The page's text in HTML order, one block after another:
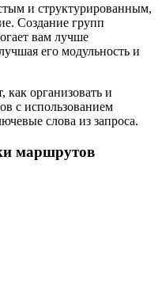
и структурированным,
Создание групп
вам лучше
его модульность и
как организовать и
с использованием
слова из запроса.
маршрутов